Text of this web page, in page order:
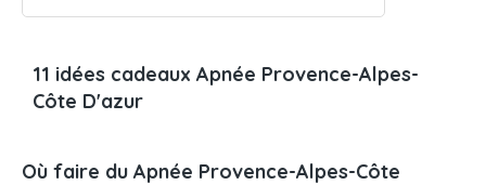
11 idées cadeaux Apnée Provence-Alpes-
Côte D'azur
Où faire du Apnée Provence-Alpes-Côte